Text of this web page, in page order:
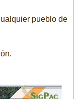
pueblo de